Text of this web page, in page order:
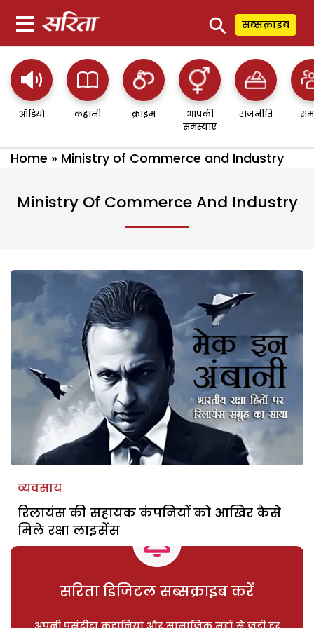
⚲ सब्सक्राइब
ऑडियो कहानी क्राइम
आपकी
समस्याएं
राजनीति
Home » Ministry of Commerce and Industry
Ministry Of Commerce And Industry
व्यवसाय
रिलायंस की सहायक कंपनियों को आखिर कैसे
मिले रक्षा लाइसेंस
सरिता डिजिटल सब्सक्राइब करें